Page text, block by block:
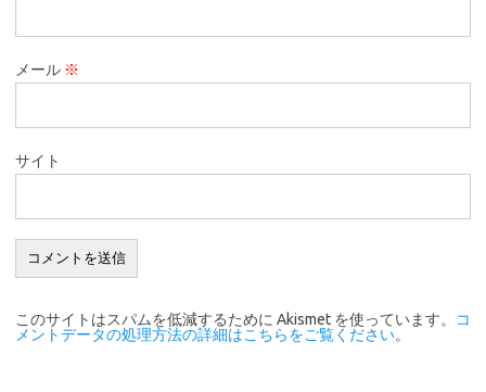
メール ※
サイト
このサイトはスパムを低減するために Akismet を使っています。
コ
メントデータの処理方法の詳細はこちらをご覧ください。